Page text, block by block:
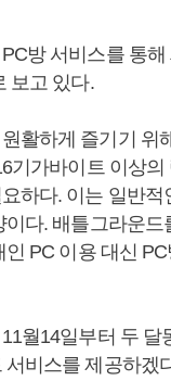
방 서비스를 통
보고 있다.
활하게 즐기기 위
기가바이트 이상의
하다. 이는 일반적
다. 배틀그라운드
인 PC 이용 대신
월14일부터 두 달
서비스를 제공하겠